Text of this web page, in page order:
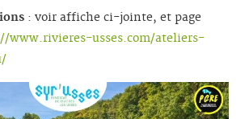
: voir affiche ci-jointe, et page
www.rivieres-usses.com/ateliers-